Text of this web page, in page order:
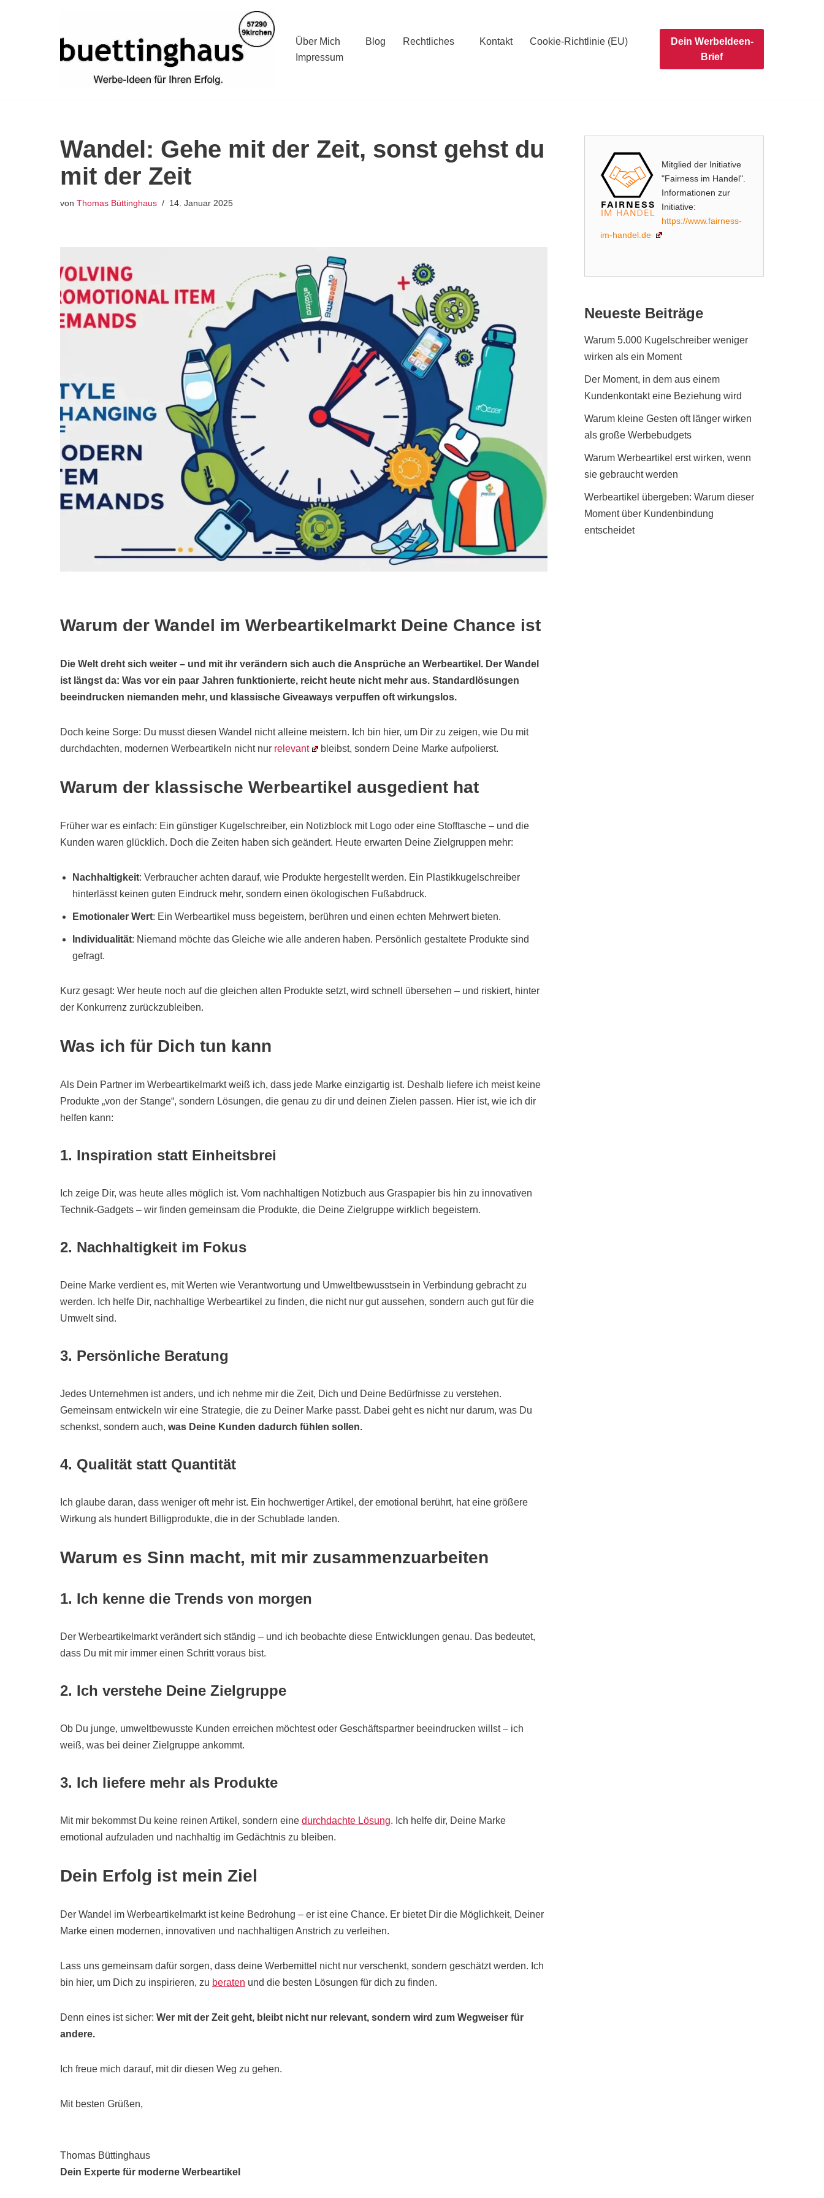
Über Mich Blog Rechtliches Kontakt
Cookie-Richtlinie (EU)
Impressum
Dein WerbeIdeen-
Brief
Wandel: Gehe mit der Zeit, sonst gehst du
mit der Zeit
von Thomas Büttinghaus 14. Januar 2025
Warum der Wandel im Werbeartikelmarkt Deine Chance ist
Die Welt dreht sich weiter – und mit ihr verändern sich auch die Ansprüche an Werbeartikel. Der Wandel
ist längst da: Was vor ein paar Jahren funktionierte, reicht heute nicht mehr aus. Standardlösungen
beeindrucken niemanden mehr, und klassische Giveaways verpuffen oft wirkungslos.
Doch keine Sorge: Du musst diesen Wandel nicht alleine meistern. Ich bin hier, um Dir zu zeigen, wie Du mit
durchdachten, modernen Werbeartikeln nicht nur relevant bleibst, sondern Deine Marke aufpolierst.
Warum der klassische Werbeartikel ausgedient hat
Früher war es einfach: Ein günstiger Kugelschreiber, ein Notizblock mit Logo oder eine Stofftasche – und die
Kunden waren glücklich. Doch die Zeiten haben sich geändert. Heute erwarten Deine Zielgruppen mehr:
Nachhaltigkeit: Verbraucher achten darauf, wie Produkte hergestellt werden. Ein Plastikkugelschreiber
hinterlässt keinen guten Eindruck mehr, sondern einen ökologischen Fußabdruck.
Emotionaler Wert: Ein Werbeartikel muss begeistern, berühren und einen echten Mehrwert bieten.
Individualität: Niemand möchte das Gleiche wie alle anderen haben. Persönlich gestaltete Produkte sind
gefragt.
Kurz gesagt: Wer heute noch auf die gleichen alten Produkte setzt, wird schnell übersehen – und riskiert, hinter
der Konkurrenz zurückzubleiben.
Was ich für Dich tun kann
Als Dein Partner im Werbeartikelmarkt weiß ich, dass jede Marke einzigartig ist. Deshalb liefere ich meist keine
Produkte „von der Stange“, sondern Lösungen, die genau zu dir und deinen Zielen passen. Hier ist, wie ich dir
helfen kann:
1. Inspiration statt Einheitsbrei
Ich zeige Dir, was heute alles möglich ist. Vom nachhaltigen Notizbuch aus Graspapier bis hin zu innovativen
Technik-Gadgets – wir finden gemeinsam die Produkte, die Deine Zielgruppe wirklich begeistern.
2. Nachhaltigkeit im Fokus
Deine Marke verdient es, mit Werten wie Verantwortung und Umweltbewusstsein in Verbindung gebracht zu
werden. Ich helfe Dir, nachhaltige Werbeartikel zu finden, die nicht nur gut aussehen, sondern auch gut für die
Umwelt sind.
3. Persönliche Beratung
Jedes Unternehmen ist anders, und ich nehme mir die Zeit, Dich und Deine Bedürfnisse zu verstehen.
Gemeinsam entwickeln wir eine Strategie, die zu Deiner Marke passt. Dabei geht es nicht nur darum, was Du
schenkst, sondern auch, was Deine Kunden dadurch fühlen sollen.
4. Qualität statt Quantität
Ich glaube daran, dass weniger oft mehr ist. Ein hochwertiger Artikel, der emotional berührt, hat eine größere
Wirkung als hundert Billigprodukte, die in der Schublade landen.
Warum es Sinn macht, mit mir zusammenzuarbeiten
1. Ich kenne die Trends von morgen
Der Werbeartikelmarkt verändert sich ständig – und ich beobachte diese Entwicklungen genau. Das bedeutet,
dass Du mit mir immer einen Schritt voraus bist.
2. Ich verstehe Deine Zielgruppe
Ob Du junge, umweltbewusste Kunden erreichen möchtest oder Geschäftspartner beeindrucken willst – ich
weiß, was bei deiner Zielgruppe ankommt.
3. Ich liefere mehr als Produkte
Mit mir bekommst Du keine reinen Artikel, sondern eine durchdachte Lösung. Ich helfe dir, Deine Marke
emotional aufzuladen und nachhaltig im Gedächtnis zu bleiben.
Dein Erfolg ist mein Ziel
Der Wandel im Werbeartikelmarkt ist keine Bedrohung – er ist eine Chance. Er bietet Dir die Möglichkeit, Deiner
Marke einen modernen, innovativen und nachhaltigen Anstrich zu verleihen.
Lass uns gemeinsam dafür sorgen, dass deine Werbemittel nicht nur verschenkt, sondern geschätzt werden. Ich
bin hier, um Dich zu inspirieren, zu beraten und die besten Lösungen für dich zu finden.
Denn eines ist sicher: Wer mit der Zeit geht, bleibt nicht nur relevant, sondern wird zum Wegweiser für
andere.
Ich freue mich darauf, mit dir diesen Weg zu gehen.
Mit besten Grüßen,
Thomas Büttinghaus
Dein Experte für moderne Werbeartikel
Mitglied der Initiative
"Fairness im Handel".
Informationen zur
Initiative:
https://www.fairness-
im-handel.de
Neueste Beiträge
Warum 5.000 Kugelschreiber weniger
wirken als ein Moment
Der Moment, in dem aus einem
Kundenkontakt eine Beziehung wird
Warum kleine Gesten oft länger wirken
als große Werbebudgets
Warum Werbeartikel erst wirken, wenn
sie gebraucht werden
Werbeartikel übergeben: Warum dieser
Moment über Kundenbindung
entscheidet